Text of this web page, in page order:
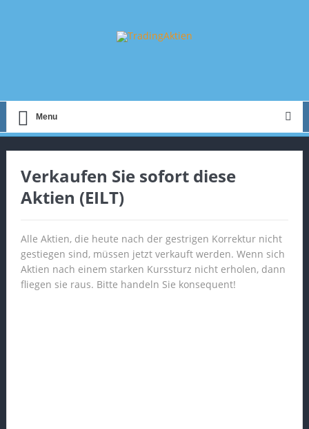
Menu
Verkaufen Sie sofort diese
Aktien (EILT)
Alle Aktien, die heute nach der gestrigen Korrektur nicht
gestiegen sind, müssen jetzt verkauft werden. Wenn sich
Aktien nach einem starken Kurssturz nicht erholen, dann
fliegen sie raus. Bitte handeln Sie konsequent!